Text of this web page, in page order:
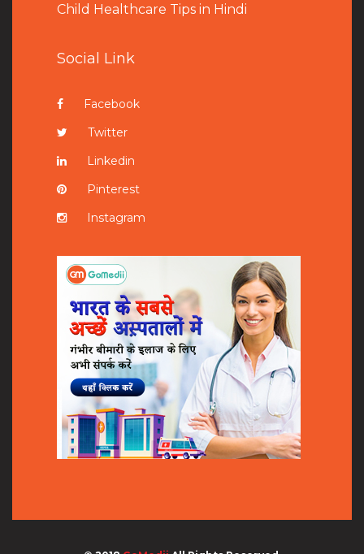
Child Healthcare Tips in Hindi
Social Link
Facebook
Twitter
Linkedin
Pinterest
Instagram